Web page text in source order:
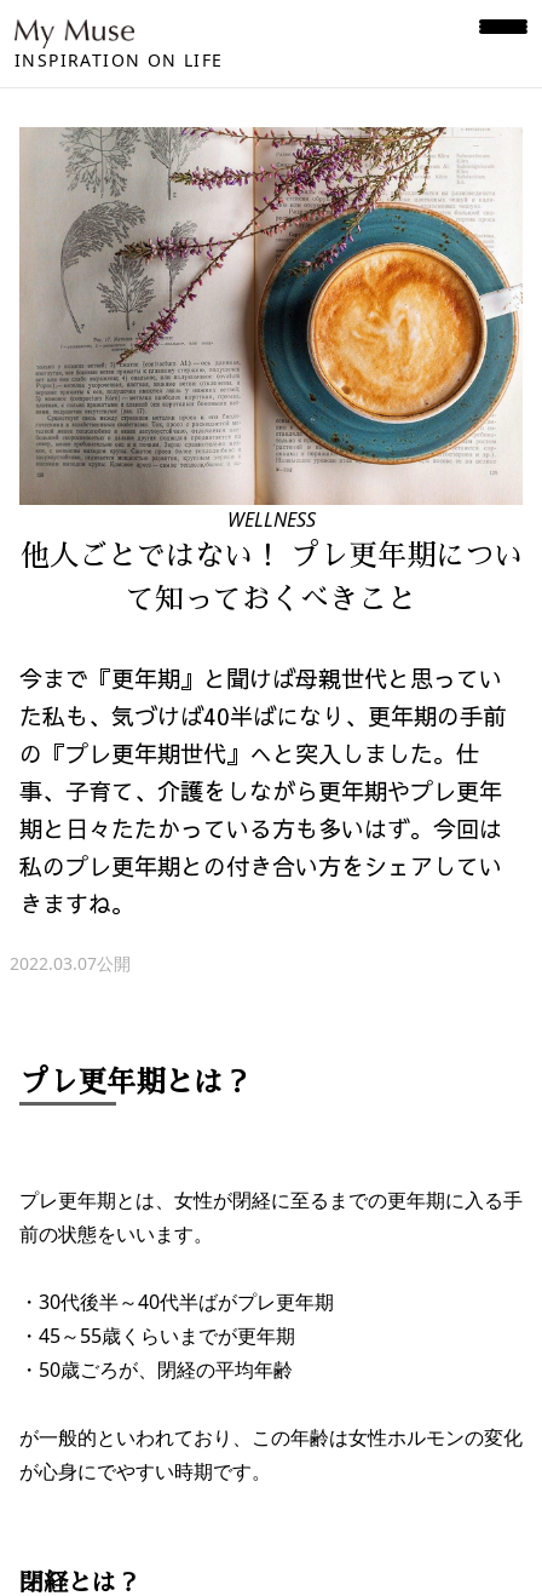
INSPIRATION ON LIFE
WELLNESS
他人ごとではない！ プレ更年期につい
て知っておくべきこと
今まで『更年期』と聞けば母親世代と思ってい
た私も、気づけば40半ばになり、更年期の手前
の『プレ更年期世代』へと突入しました。仕
事、子育て、介護をしながら更年期やプレ更年
期と日々たたかっている方も多いはず。今回は
私のプレ更年期との付き合い方をシェアしてい
きますね。
2022.03.07公開
プレ更年期とは？
プレ更年期とは、女性が閉経に至るまでの更年期に入る手
前の状態をいいます。
・30代後半～40代半ばがプレ更年期
・45～55歳くらいまでが更年期
・50歳ごろが、閉経の平均年齢
が一般的といわれており、この年齢は女性ホルモンの変化
が心身にでやすい時期です。
閉経とは？